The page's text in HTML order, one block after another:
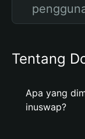
Tentang
Apa yang
inuswap?